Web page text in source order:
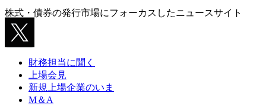
株式・債券の発行市場にフォーカスしたニュースサイト
財務担当に聞く
上場会見
新規上場企業のいま
M＆A